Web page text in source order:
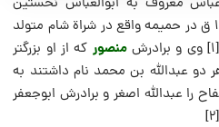
معروف به ابوالعباس نخستین
خلیفه عباسی بود. وی در سال ۱۰۵ ق در حمیمه واقع در شراة شام متولد
منصور که از او بزرگتر
دو عبدالله بن محمد نام داشتند به
را عبدالله اصغر و برادرش ابوجعفر